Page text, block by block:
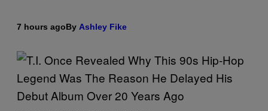
7 hours agoBy Ashley Fike